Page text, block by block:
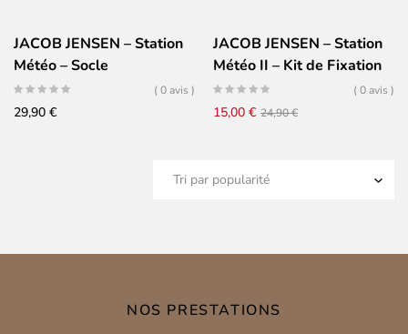
JACOB JENSEN – Station
Météo – Socle
( 0 avis )
29,90 €
JACOB JENSEN – Station
Météo II – Kit de Fixation
Mural
( 0 avis )
24,90€Le
15,00 €
Le
NOS PRESTATIONS